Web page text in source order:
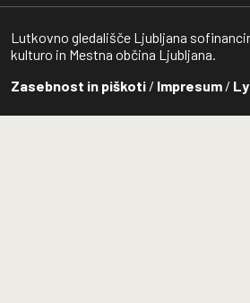
Lutkovno gledališče Ljubljana
kulturo in Mestna občina Ljubljana.
Zasebnost in piškoti / Impresum /